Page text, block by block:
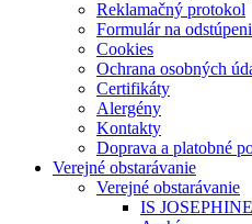
Reklamačný protokol
Formulár na
Cookies
Ochrana osobných
Certifikáty
Alergény
Kontakty
Doprava a platobné
Verejné obstarávanie
Verejné obstarávanie
IS JOSEPHINE